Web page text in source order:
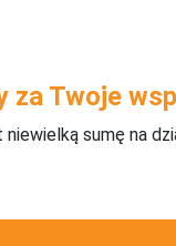
za Twoje
sumę na